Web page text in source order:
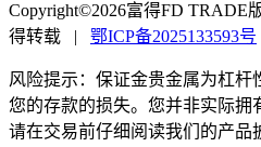
Copyright©2026富得FD TRADE
得转载
| 鄂ICP备2025133593号
风险提示：保证金贵金属为杠杆
您的存款的损失。您并非实际拥
请在交易前仔细阅读我们的产品